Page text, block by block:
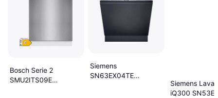
Bosch Serie 2
SMU2ITS09E
Siemens
SN63EX04TE
Siemens
iQ300